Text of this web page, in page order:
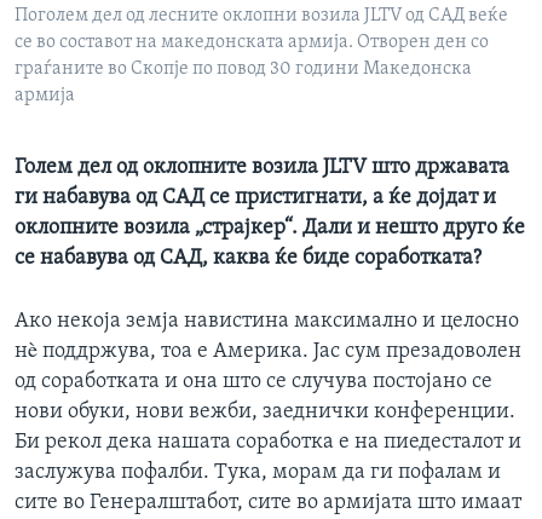
Поголем дел од лесните оклопни возила JLTV од САД веќе
се во составот на македонската армија. Отворен ден со
граѓаните во Скопје по повод 30 години Македонска
армија
Голем дел од оклопните возила JLTVшто државата
ги набавува од САД се пристигнати, а ќе дојдат и
оклопните возила „страјкер“. Дали и нешто друго ќе
се набавува од САД, каква ќе биде соработката?
Ако некоја земја навистина максимално и целосно
нè поддржува, тоа е Америка. Јас сум презадоволен
од соработката и она што се случува постојано се
нови обуки, нови вежби, заеднички конференции.
Би рекол дека нашата соработка е на пиедесталот и
заслужува пофалби. Тука, морам да ги пофалам и
сите во Генералштабот, сите во армијата што имаат